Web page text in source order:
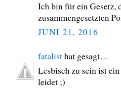
Ich bin für ein Gesetz,
zusammengesetzten
JUNI 21, 2016
fatalisthat gesagt…
Lesbisch zu sein ist
leidet ;)